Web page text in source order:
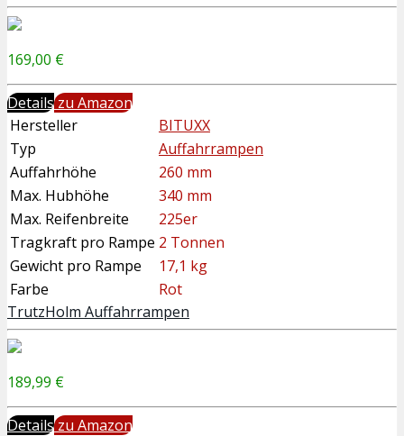
169,00 €
Detailszu Amazon
Hersteller
BITUXX
Typ
Auffahrrampen
Auffahrhöhe
260 mm
Max. Hubhöhe
340 mm
Max. Reifenbreite
225er
Tragkraft pro Rampe 2 Tonnen
Gewicht pro Rampe
17,1 kg
Farbe
Rot
TrutzHolm Auffahrrampen
189,99 €
Detailszu Amazon